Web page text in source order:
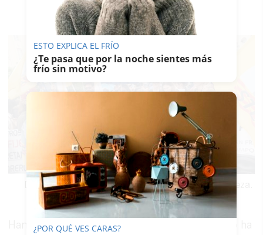
Docentes interinos de toda España reclaman la fijeza.
Han ido lanzándose la pelota hasta que este año ha
ESTO EXPLICA EL FRÍO
¿Te pasa que por la noche sientes más
frío sin motivo?
¿POR QUÉ VES CARAS?